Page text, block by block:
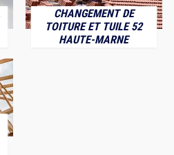
CHANGEMENT DE
TOITURE ET TUILE 52
HAUTE-MARNE